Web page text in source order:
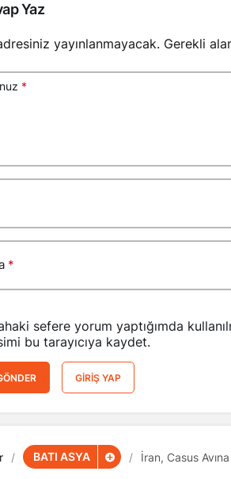
Yaz
yayınlanmayacak. Gerekli
*
*
sefere yorum yaptığımda
bu tarayıcıya kaydet.
GIRIŞ YAP
BATI ASYA İran, Casus